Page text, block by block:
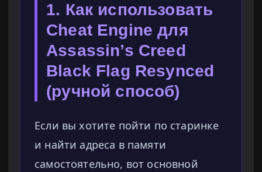
1. Как использовать
Cheat Engine для
Assassin’s Creed
Black Flag Resynced
(ручной способ)
Если вы хотите пойти по старинке
и найти адреса в памяти
самостоятельно, вот основной